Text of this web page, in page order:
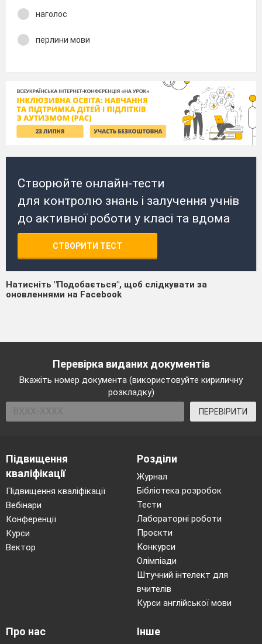
наголос
перлини мови
Створюйте онлайн-тести
для контролю знань і залучення учнів
до активної роботи у класі та вдома
СТВОРИТИ ТЕСТ
Натисніть "Подобається", щоб слідкувати за
оновленнями на Facebook
Перевірка виданих документів
Вкажіть номер документа (використовуйте кириличну
розкладку)
ПЕРЕВІРИТИ
Підвищення
кваліфікації
Підвищення кваліфікації
Вебінари
Конференції
Курси
Вектор
Розділи
Журнал
Бібліотека розробок
Тести
Лабораторні роботи
Проєкти
Конкурси
Олімпіади
Штучний інтелект для
вчителів
Курси англійської мови
Про нас Інше